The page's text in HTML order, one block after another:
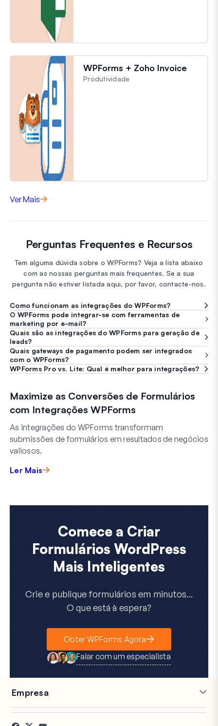
WPForms + Zoho Invoice
Produtividade
Ver Mais
Perguntas Frequentes e Recursos
Tem alguma dúvida sobre o WPForms? Veja a lista abaixo
com as nossas perguntas mais frequentes. Se a sua
pergunta não estiver listada aqui, por favor, contacte-nos.
Como funcionam as integrações do WPForms?
O WPForms pode integrar-se com ferramentas de
marketing por e-mail?
Quais são as integrações do WPForms para geração de
leads?
Quais gateways de pagamento podem ser integrados
com o WPForms?
WPForms Pro vs. Lite: Qual é melhor para integrações?
Maximize as Conversões de Formulários
com Integrações WPForms
As integrações do WPForms transformam
submissões de formulários em resultados de negócios
valiosos.
Ler Mais
Comece a Criar
Formulários WordPress
Mais Inteligentes
Crie e publique formulários em minutos...
O que está à espera?
Obter WPForms Agora
Falar com um especialista
Empresa
Carreiras
Afiliados